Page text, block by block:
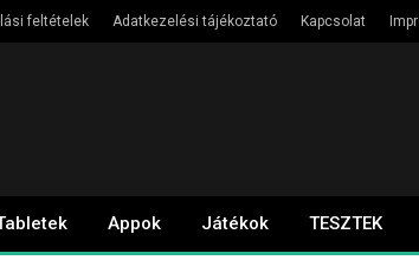
feltételek Adatkezelési tájékoztató Kapcsolat
Appok Játékok TESZTEK